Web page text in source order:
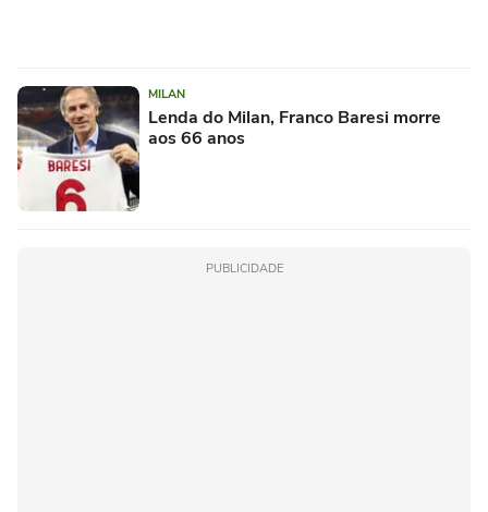
MILAN
Lenda do Milan, Franco Baresi morre
aos 66 anos
PUBLICIDADE